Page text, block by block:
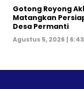
Gotong Royong
Matangkan
Desa Permanti
Agustus 5, 2026 |